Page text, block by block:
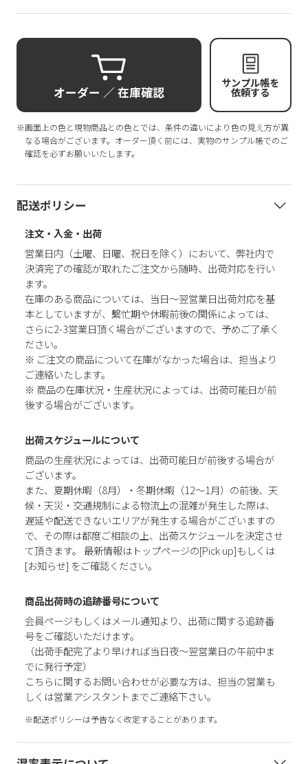
オーダー ／ 在庫確認
サンプル帳を
依頼する
※画面上の色と現物商品との色とでは、条件の違いにより色の見え方が異
なる場合がございます。オーダー頂く前には、実物のサンプル帳でのご
確認を必ずお願いいたします。
配送ポリシー
注文・入金・出荷
営業日内（土曜、日曜、祝日を除く）において、弊社内で
決済完了の確認が取れたご注文から随時、出荷対応を行い
ます。
在庫のある商品については、当日～翌営業日出荷対応を基
本としていますが、繫忙期や休暇前後の関係によっては、
さらに2-3営業日頂く場合がございますので、予めご了承く
ださい。
※ ご注文の商品について在庫がなかった場合は、担当より
ご連絡いたします。
※ 商品の在庫状況・生産状況によっては、出荷可能日が前
後する場合がございます。
出荷スケジュールについて
商品の生産状況によっては、出荷可能日が前後する場合が
ございます。
また、夏期休暇（8月）・冬期休暇（12～1月）の前後、天
候・天災・交通規制による物流上の混雑が発生した際は、
遅延や配送できないエリアが発生する場合がございますの
で、その際は都度ご相談の上、出荷スケジュールを決定させ
て頂きます。 最新情報はトップページの[Pick up]もしくは
[お知らせ] をご確認ください。
商品出荷時の追跡番号について
会員ページもしくはメール通知より、出荷に関する追跡番
号をご確認いただけます。
（出荷手配完了より早ければ当日夜～翌営業日の午前中ま
でに発行予定）
こちらに関するお問い合わせが必要な方は、担当の営業も
しくは営業アシスタントまでご連絡下さい。
※配送ポリシーは予告なく改定することがあります。